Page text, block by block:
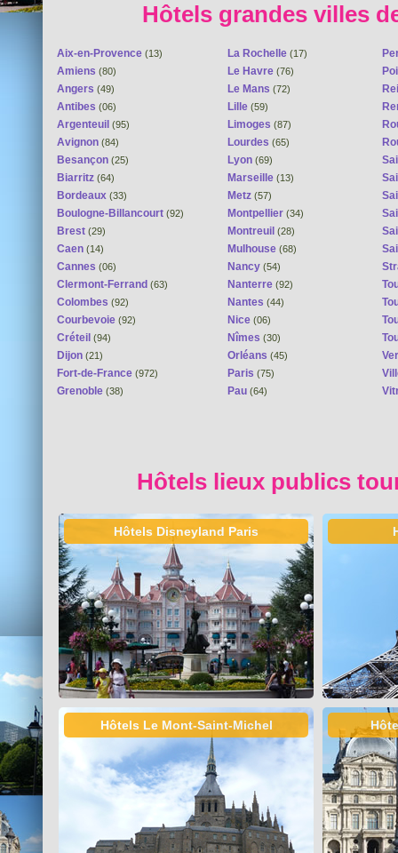
Hôtels grandes villes
Aix-en-Provence (13)
Amiens (80)
Angers (49)
Antibes (06)
Argenteuil (95)
Avignon (84)
Besançon (25)
Biarritz (64)
Bordeaux (33)
Boulogne-Billancourt (92)
Brest (29)
Caen (14)
Cannes (06)
Clermont-Ferrand (63)
Colombes (92)
Courbevoie (92)
Créteil (94)
Dijon (21)
Fort-de-France (972)
Grenoble (38)
La Rochelle (17)
Le Havre (76)
Le Mans (72)
Lille (59)
Limoges (87)
Lourdes (65)
Lyon (69)
Marseille (13)
Metz (57)
Montpellier (34)
Montreuil (28)
Mulhouse (68)
Nancy (54)
Nanterre (92)
Nantes (44)
Nice (06)
Nîmes (30)
Orléans (45)
Paris (75)
Pau (64)
Hôtels lieux publics
Hôtels Disneyland Paris
Hôtels Le Mont-Saint-Michel